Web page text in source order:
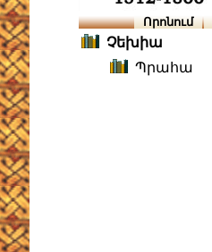
Որոնում
Չեխիա
Պրահա